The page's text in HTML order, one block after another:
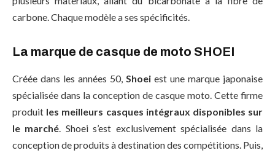
carbone. Chaque modèle a ses spécificités.
La marque de casque de moto SHOEI
Créée dans les années 50, Shoei est une marque japonaise
spécialisée dans la conception de casque moto. Cette firme
produit les meilleurs casques intégraux disponibles sur
le marché. Shoei s’est exclusivement spécialisée dans la
conception de produits à destination des compétitions. Puis,